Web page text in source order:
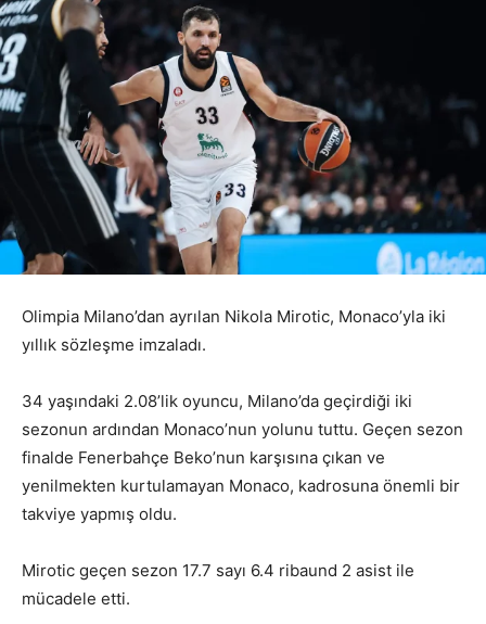
Olimpia Milano’dan ayrılan Nikola Mirotic, Monaco’yla iki
yıllık sözleşme imzaladı.
34 yaşındaki 2.08’lik oyuncu, Milano’da geçirdiği iki
sezonun ardından Monaco’nun yolunu tuttu. Geçen sezon
finalde Fenerbahçe Beko’nun karşısına çıkan ve
yenilmekten kurtulamayan Monaco, kadrosuna önemli bir
takviye yapmış oldu.
Mirotic geçen sezon 17.7 sayı 6.4 ribaund 2 asist ile
mücadele etti.